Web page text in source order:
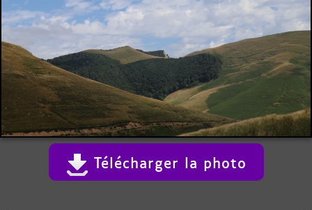
Télécharger la photo